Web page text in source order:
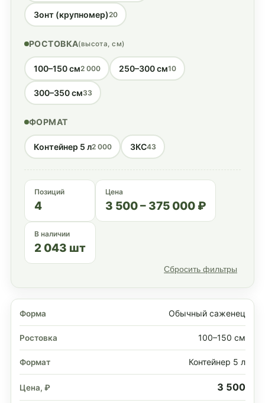
Зонт (крупномер)20
РОСТОВКА(высота, см)
100–150 см2 000 250–300 см10
300–350 см33
ФОРМАТ
Контейнер 5 л2 000 ЗКС43
Позиций
4
Цена
3 500 – 375 000 ₽
В наличии
2 043 шт
Сбросить фильтры
Обычный саженец
100–150 см
Контейнер 5 л
3 500